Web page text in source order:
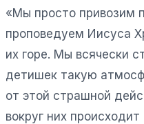
«Мы просто привозим
проповедуем Иисуса
их горе. Мы всячески
детишек такую
от этой страшной
вокруг них